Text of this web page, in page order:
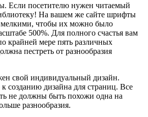
Если посетителю нужен читаемый
На вашем же сайте шрифты
чтобы их можно было
500%. Для полного счастья вам
крайней мере пять различных
пестреть от разнообразия
свой индивидуальный дизайн.
созданию дизайна для страниц. Все
не должны быть похожи одна на
разнообразия.